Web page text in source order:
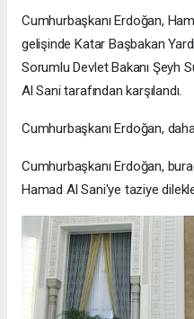
Cumhurbaşkanı Erdoğan,
gelişinde Katar Başbakan
Sorumlu Devlet Bakanı Şeyh
Al Sani tarafından karşılandı.
Cumhurbaşkanı Erdoğan,
Cumhurbaşkanı Erdoğan,
Hamad Al Sani'ye taziye